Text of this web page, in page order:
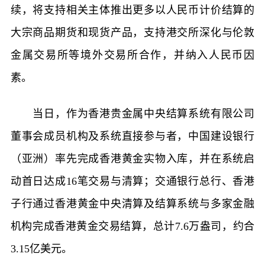
续，将支持相关主体推出更多以人民币计价结算的
大宗商品期货和现货产品，支持港交所深化与伦敦
金属交易所等境外交易所合作，并纳入人民币因
素。
当日，作为香港贵金属中央结算系统有限公司
董事会成员机构及系统直接参与者，中国建设银行
（亚洲）率先完成香港黄金实物入库，并在系统启
动首日达成16笔交易与清算；交通银行总行、香港
子行通过香港黄金中央清算及结算系统与多家金融
机构完成香港黄金交易结算，总计7.6万盎司，约合
3.15亿美元。